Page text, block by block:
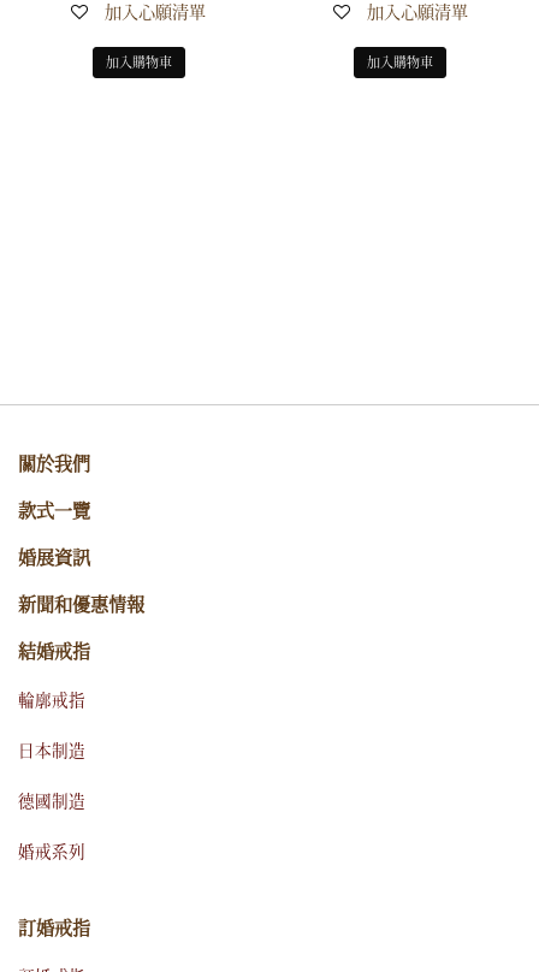
加入心願清單
加入購物車
加入心願清單
加入購物車
關於我們
款式一覽
婚展資訊
新聞和優惠情報
結婚戒指
輪廓戒指
日本制造
德國制造
婚戒系列
訂婚戒指